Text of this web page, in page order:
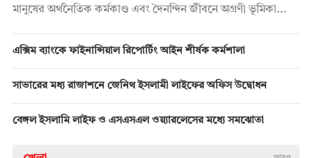
মানুষের অর্থনৈতিক কর্মকাণ্ড এবং দৈনন্দিন জীবনে অগ্রণী ভূমিকা...
এক্সিম ব্যাংকে ফাইনান্সিয়াল রিপোর্টিং আইন শীর্ষক কর্মশালা
সাভারের মধ্য রাজাশনে জেনিথ ইসলামী লাইফের অফিস উদ্বোধন
বেঙ্গল ইসলামি লাইফ ও এসএসএল ওয়্যারলেসের মধ্যে সমঝোতা